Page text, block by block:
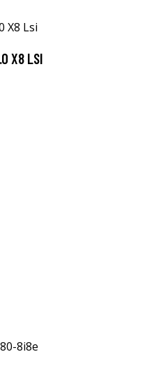
X8 LSI